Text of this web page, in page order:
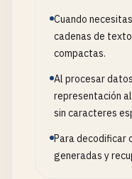
Cuando
cadenas de
compactas.
Al procesar
representación
sin caracteres
Para decodificar
generadas y